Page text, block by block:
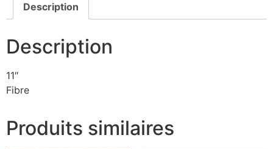
Description
Description
11″
Fibre
Produits similaires